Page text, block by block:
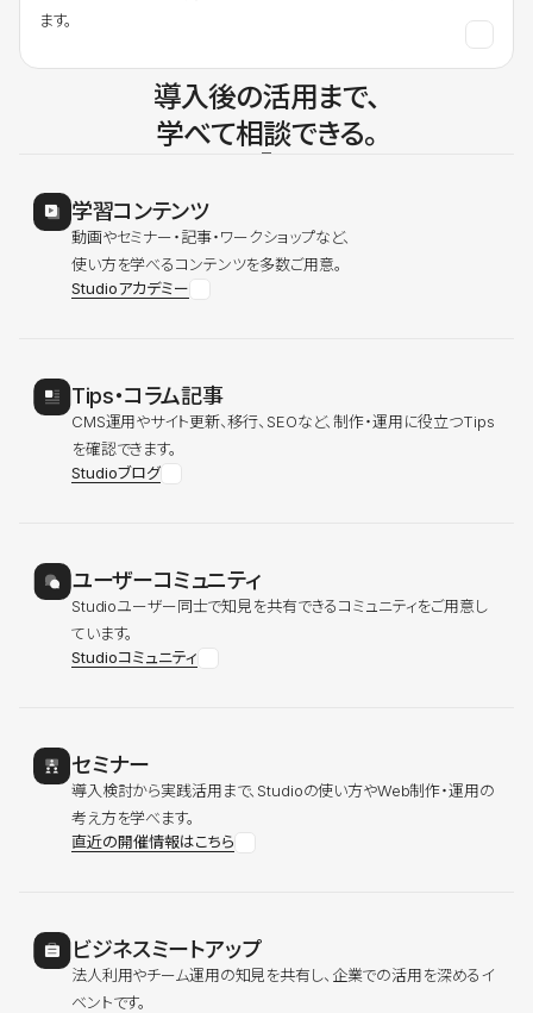
ます。
導入後の活用まで、
学べて相談できる。
学習コンテンツ
動画やセミナー・記事・ワークショップなど、
使い方を学べるコンテンツを多数ご用意。
Studioアカデミー
Tips・コラム記事
CMS運用やサイト更新、移行、SEOなど、制作・運用に役立つTips
を確認できます。
Studioブログ
ユーザーコミュニティ
Studioユーザー同士で知見を共有できるコミュニティをご用意し
ています。
Studioコミュニティ
セミナー
導入検討から実践活用まで、Studioの使い方やWeb制作・運用の
考え方を学べます。
直近の開催情報はこちら
ビジネスミートアップ
法人利用やチーム運用の知見を共有し、企業での活用を深めるイ
ベントです。